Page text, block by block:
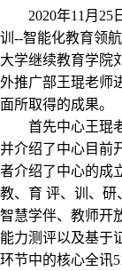
2020年11月25日
训--智能化教育领
大学继续教育学院
外推广部王琨老师
面所取得的成果。
首先中心王琨老
并介绍了中心目前
者介绍了中心的成
教、育 评、训、研
智慧学伴、教师开
能力测评以及基于
环节中的核心全讯